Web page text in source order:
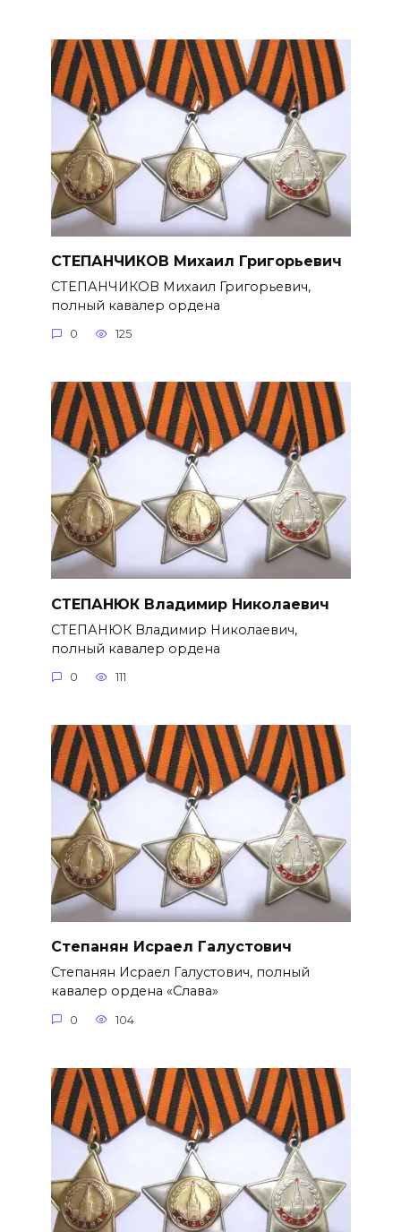
СТЕПАНЧИКОВ Михаил Григорье­вич
СТЕПАНЧИКОВ Михаил Григорье­вич,
полный кавалер ордена
0 125
СТЕПАНЮК Владимир Николаевич
СТЕПАНЮК Владимир Николае­вич,
полный кавалер ордена
0 111
Степанян Исраел Галустович
Степанян Исраел Галустович, полный
кавалер ордена «Слава»
0 104